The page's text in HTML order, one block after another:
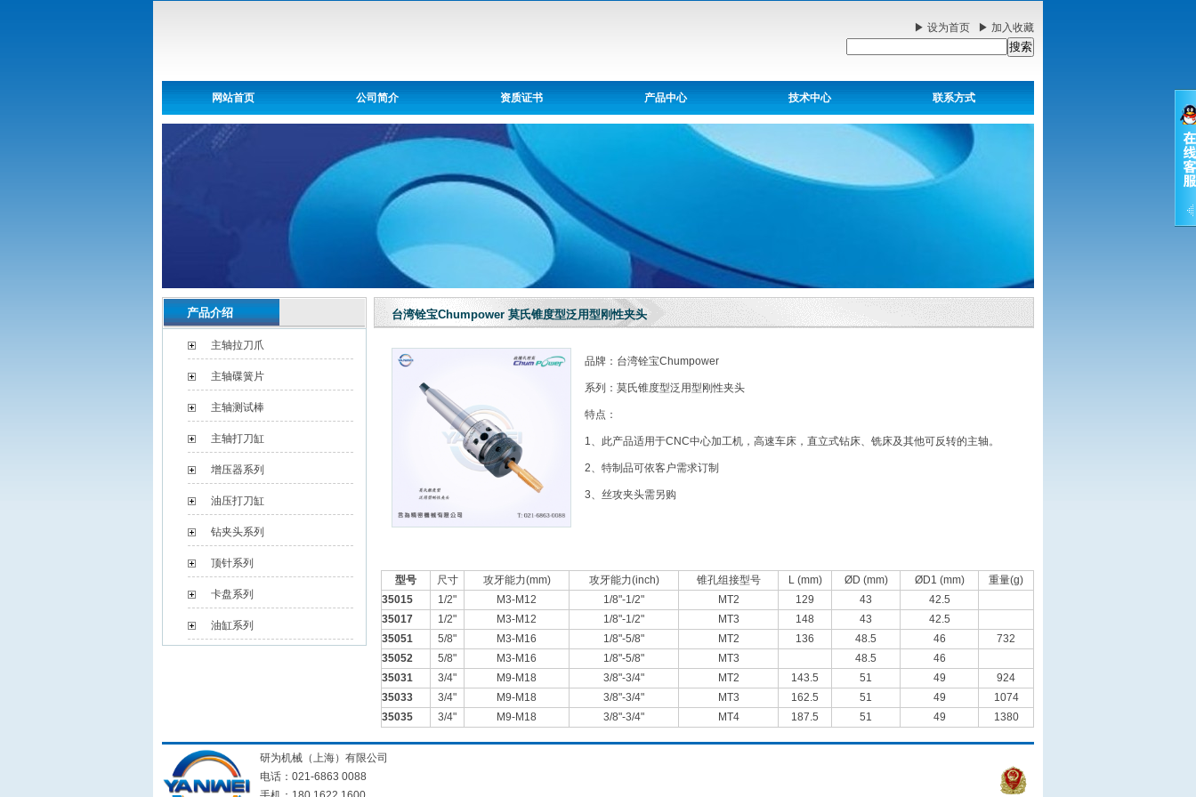
▶ 设为首页 ▶ 加入收藏
网站首页 公司简介 资质证书 产品中心 技术中心 联系方式
台湾铨宝Chumpower 莫氏锥度型泛用型刚性夹头
品牌：台湾铨宝Chumpower
系列：莫氏锥度型泛用型刚性夹头
特点：
1、此产品适用于CNC中心加工机，高速车床，直立式钻床、铣床及其他可反转的主轴。
2、特制品可依客户需求订制
3、丝攻夹头需另购
型号 尺寸 攻牙能力(mm) 攻牙能力(inch) 锥孔组接型号 L (mm) ØD (mm) ØD1 (mm)
重量(g)
35015
1/2" M3-M12 1/8"-1/2" MT2 129 43
42.5
35017
1/2" M3-M12 1/8"-1/2" MT3 148 43
42.5
35051
5/8" M3-M16 1/8"-5/8" MT2 136 48.5 46
732
35052
5/8" M3-M16 1/8"-5/8" MT3 48.5
46
35031
3/4" M9-M18 3/8"-3/4" MT2 143.5 51 49
924
35033
3/4" M9-M18 3/8"-3/4" MT3 162.5 51 49
1074
35035
3/4" M9-M18 3/8"-3/4" MT4 187.5 51 49 1380
产品介绍
主轴拉刀爪
主轴碟簧片
主轴测试棒
主轴打刀缸
增压器系列
油压打刀缸
钻夹头系列
顶针系列
卡盘系列
油缸系列
研为机械（上海）有限公司
电话：021-6863 0088